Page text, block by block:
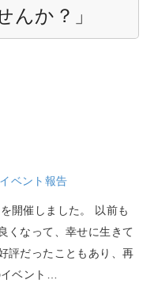
んか？」
ベント報告
開催しました。 以前も
くなって、幸せに生きて
評だったこともあり、再
ベント…